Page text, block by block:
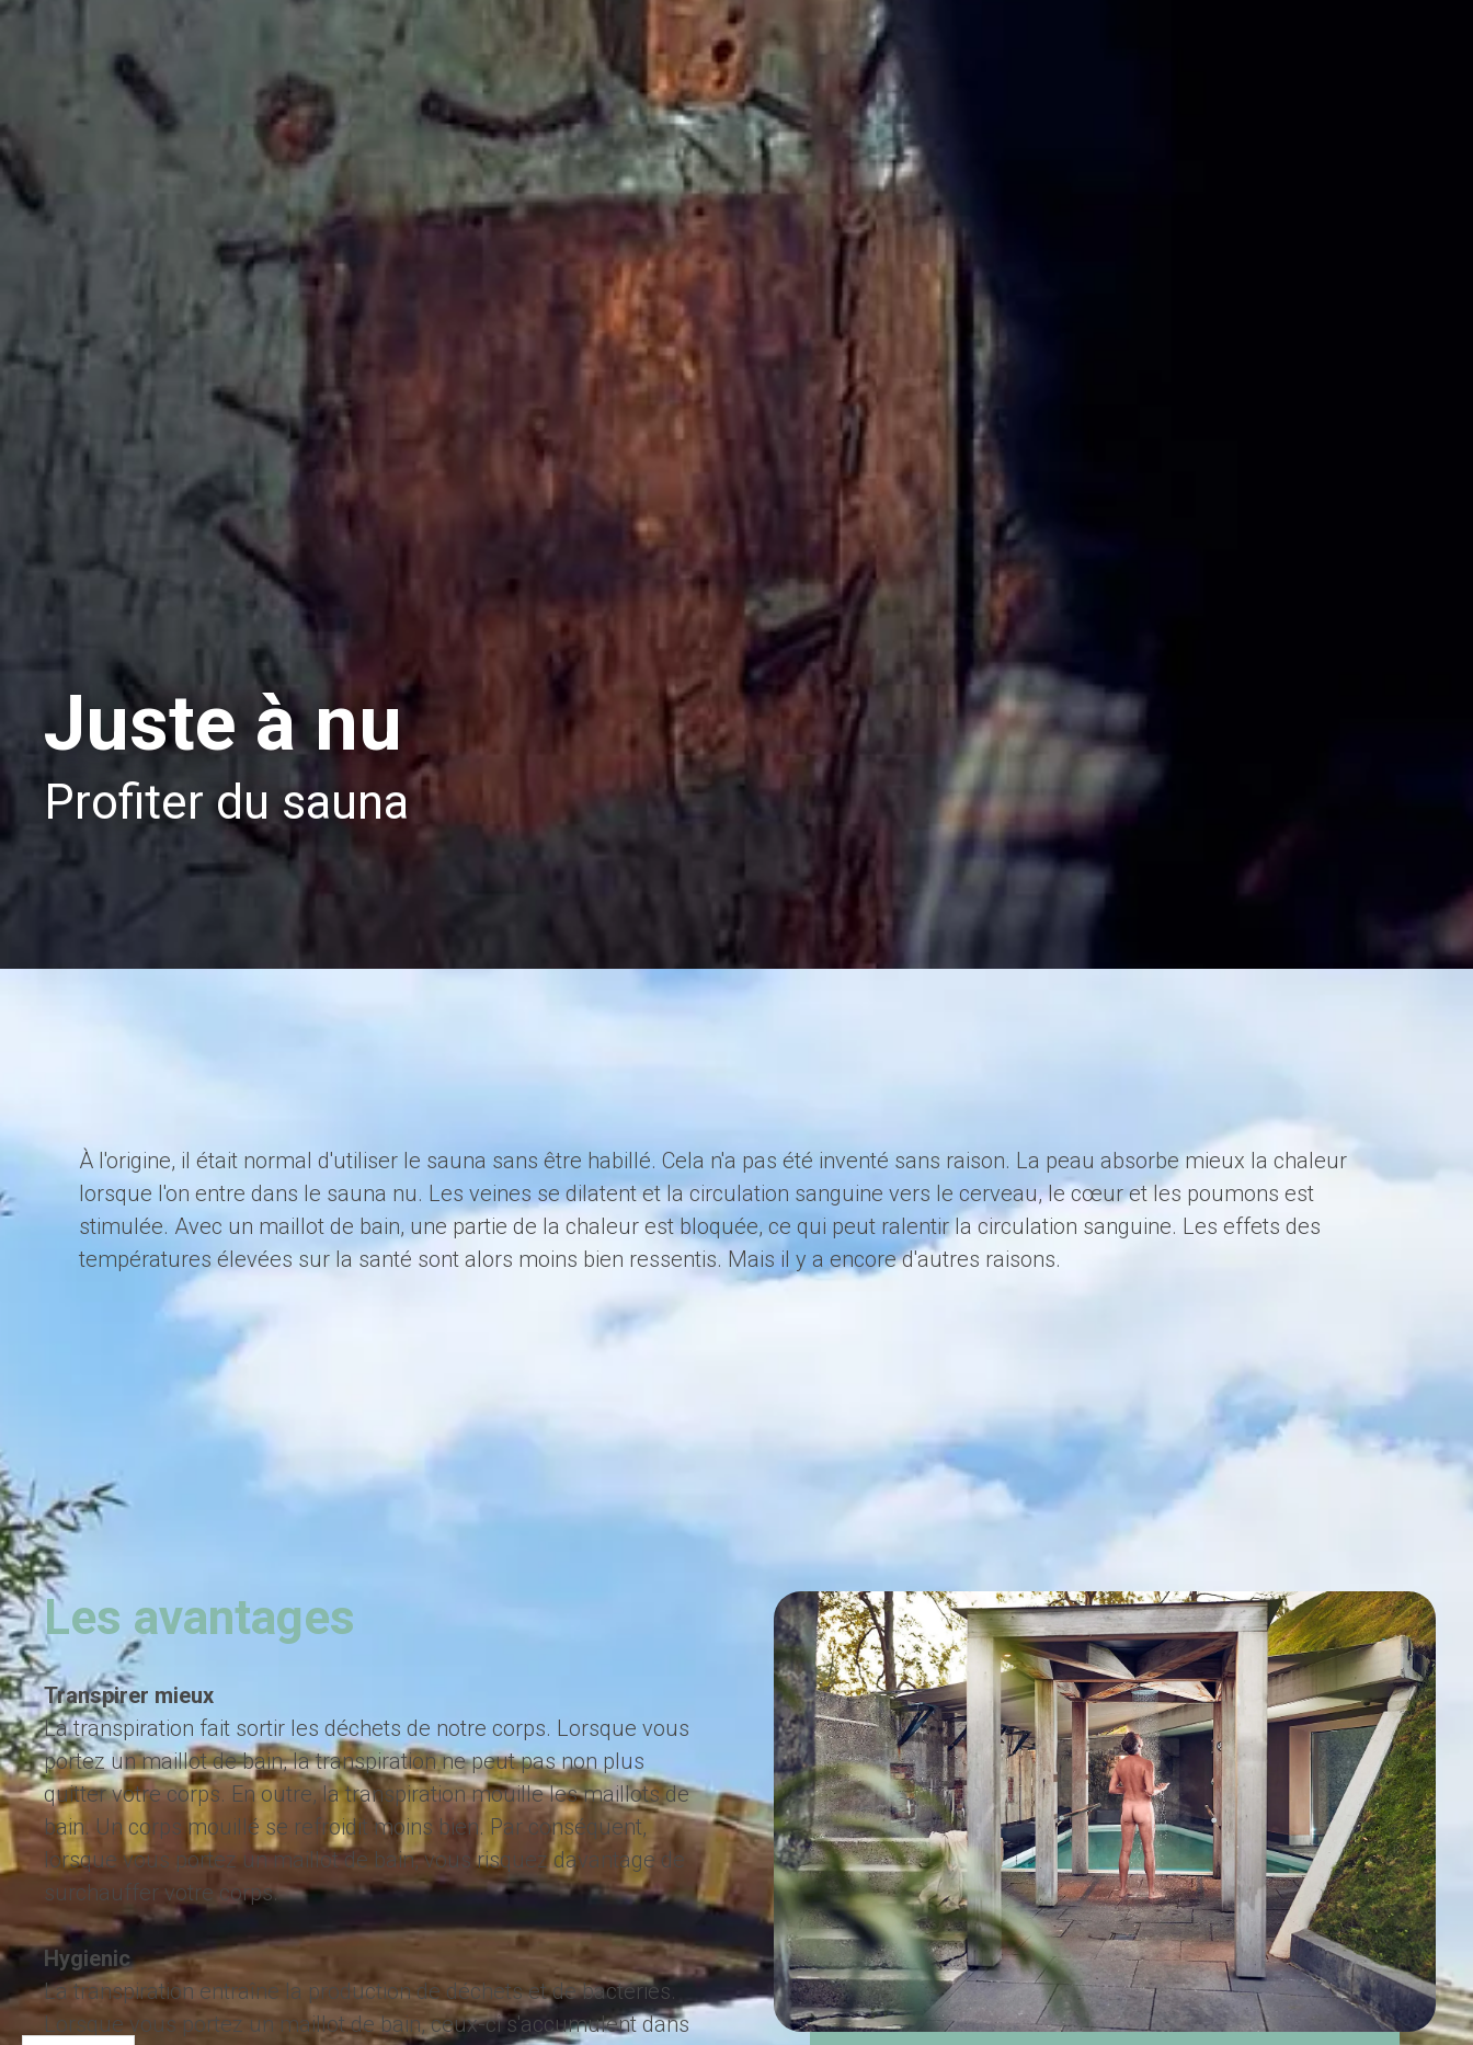
Juste à nu
Profiter du sauna
À l'origine, il était normal d'utiliser le sauna sans être habillé. Cela n'a pas été inventé sans raison. La peau absorbe mieux la chaleur
lorsque l'on entre dans le sauna nu. Les veines se dilatent et la circulation sanguine vers le cerveau, le cœur et les poumons est
stimulée. Avec un maillot de bain, une partie de la chaleur est bloquée, ce qui peut ralentir la circulation sanguine. Les effets des
températures élevées sur la santé sont alors moins bien ressentis. Mais il y a encore d'autres raisons.
Les avantages
Transpirer mieux
La transpiration fait sortir les déchets de notre corps. Lorsque vous
portez un maillot de bain, la transpiration ne peut pas non plus
quitter votre corps. En outre, la transpiration mouille les maillots de
bain. Un corps mouillé se refroidit moins bien. Par conséquent,
lorsque vous portez un maillot de bain, vous risquez davantage de
surchauffer votre corps.
‍Hygienic
La transpiration entraîne la production de déchets et de bactéries.
Lorsque vous portez un maillot de bain, ceux-ci s'accumulent dans